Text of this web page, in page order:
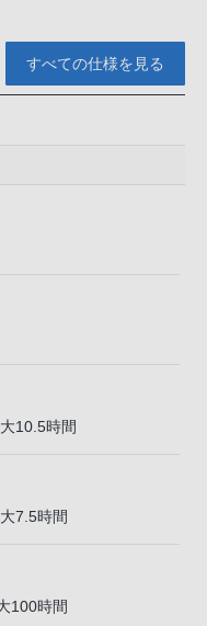
すべての仕様を見る
10.5時間
7.5時間
100時間